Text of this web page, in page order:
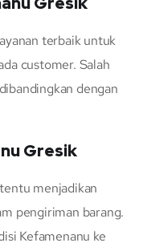
terbaik untuk
customer. Salah
dengan
Gresik
menjadikan
pengiriman barang.
Kefamenanu ke